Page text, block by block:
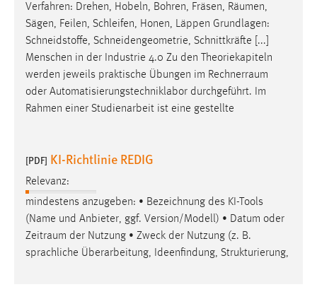
Verfahren: Drehen, Hobeln, Bohren, Fräsen, Räumen,
Sägen, Feilen, Schleifen, Honen, Läppen Grundlagen:
Schneidstoffe, Schneidengeometrie, Schnittkräfte [...]
Menschen in der Industrie 4.0 Zu den Theoriekapiteln
werden jeweils praktische Übungen im Rechnerraum
oder Automatisierungstechniklabor durchgeführt. Im
Rahmen einer Studienarbeit ist eine gestellte
[PDF] KI-Richtlinie REDIG
Relevanz:
mindestens anzugeben: • Bezeichnung des KI-Tools
(Name und Anbieter, ggf. Version/Modell) • Datum oder
Zeitraum der Nutzung • Zweck der Nutzung (z. B.
sprachliche Überarbeitung, Ideenfindung, Strukturierung,